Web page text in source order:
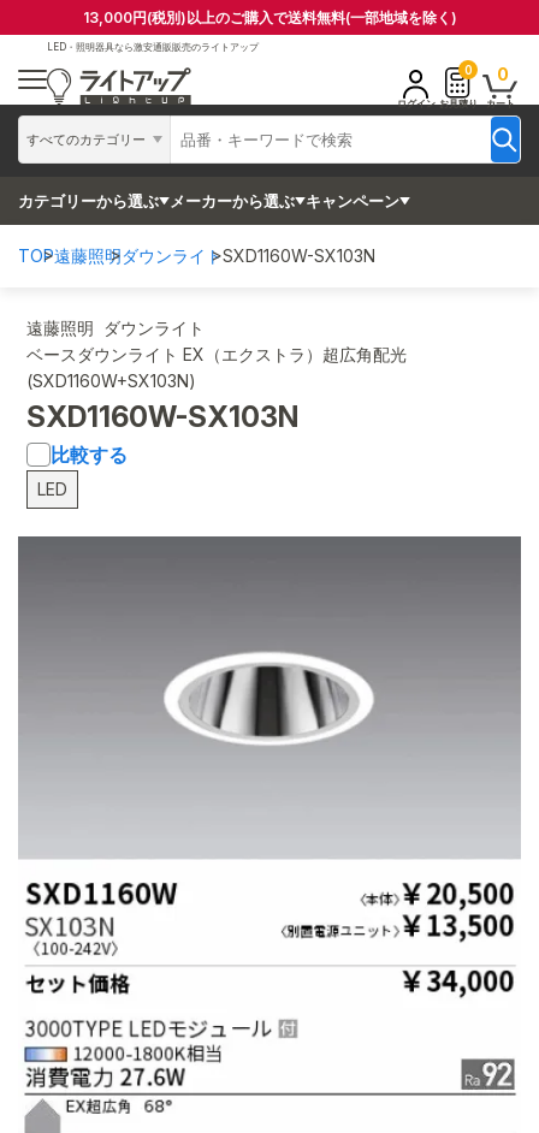
13,000円(税別)以上のご購入で送料無料(一部地域を除く)
LED・照明器具なら激安通販販売のライトアップ
すべてのカテゴリー
ログイン
0
お見積り
0
カート
カテゴリーから選ぶ メーカーから選ぶ キャンペーン
TOP遠藤照明ダウンライトSXD1160W-SX103N
遠藤照明 ダウンライト
ベースダウンライト EX（エクストラ）超広角配光
(SXD1160W+SX103N)
SXD1160W-SX103N
比較する
LED